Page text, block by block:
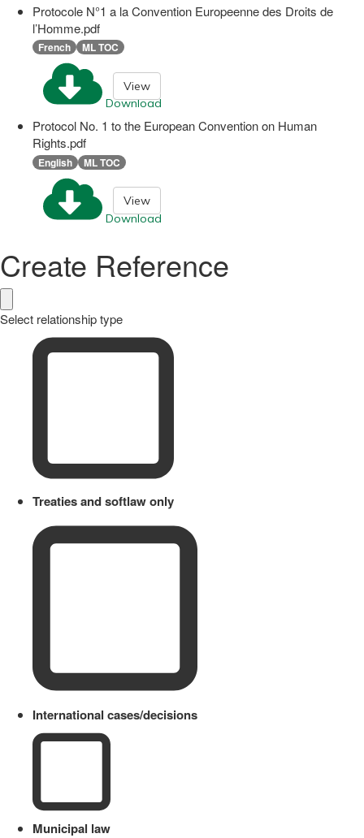
Protocole N°1 a la Convention Europeenne des Droits de
l’Homme.pdf
French ML TOC
Download
View
Protocol No. 1 to the European Convention on Human
Rights.pdf
English ML TOC
Download
View
Create Reference
Select relationship type
Treaties and softlaw only
International cases/decisions
Municipal law